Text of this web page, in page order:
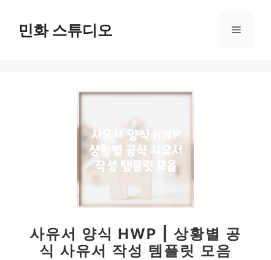
민화 스튜디오 메
사유서 양식 HWP | 상황별 공
식 사유서 작성 템플릿 모음